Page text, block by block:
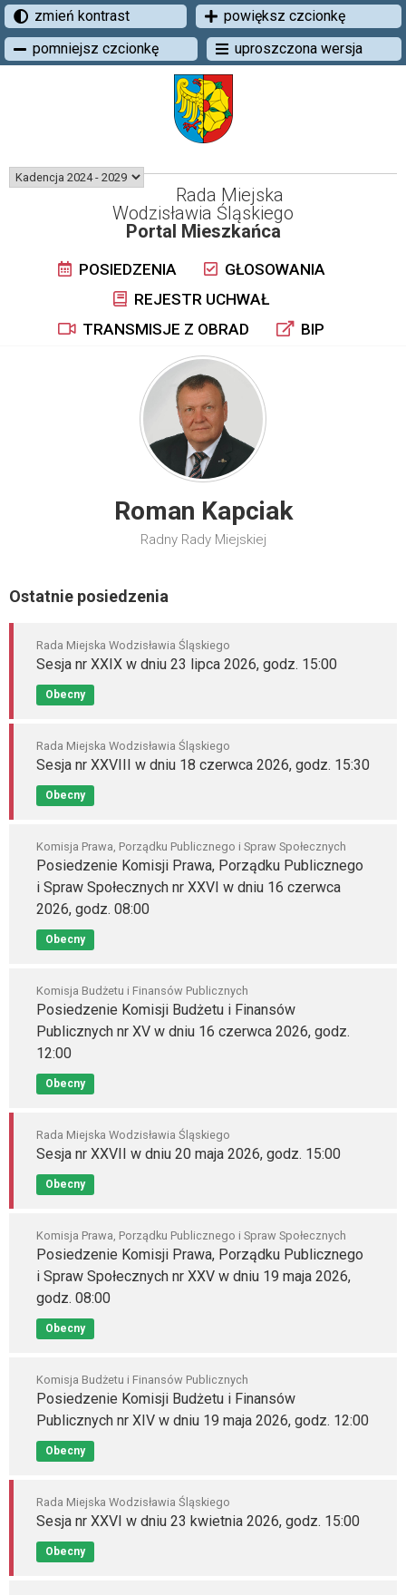
zmień kontrast
powiększ czcionkę
pomniejsz czcionkę
uproszczona wersja
Rada Miejska
Wodzisławia Śląskiego
Portal Mieszkańca
POSIEDZENIA
GŁOSOWANIA
REJESTR UCHWAŁ
TRANSMISJE Z OBRAD
BIP
Roman Kapciak
Radny Rady Miejskiej
Ostatnie posiedzenia
Rada Miejska Wodzisławia Śląskiego
Sesja nr XXIX w dniu 23 lipca 2026, godz. 15:00
Obecny
Rada Miejska Wodzisławia Śląskiego
Sesja nr XXVIII w dniu 18 czerwca 2026, godz. 15:30
Obecny
Komisja Prawa, Porządku Publicznego i Spraw Społecznych
Posiedzenie Komisji Prawa, Porządku Publicznego
i Spraw Społecznych nr XXVI w dniu 16 czerwca
2026, godz. 08:00
Obecny
Komisja Budżetu i Finansów Publicznych
Posiedzenie Komisji Budżetu i Finansów
Publicznych nr XV w dniu 16 czerwca 2026, godz.
12:00
Obecny
Rada Miejska Wodzisławia Śląskiego
Sesja nr XXVII w dniu 20 maja 2026, godz. 15:00
Obecny
Komisja Prawa, Porządku Publicznego i Spraw Społecznych
Posiedzenie Komisji Prawa, Porządku Publicznego
i Spraw Społecznych nr XXV w dniu 19 maja 2026,
godz. 08:00
Obecny
Komisja Budżetu i Finansów Publicznych
Posiedzenie Komisji Budżetu i Finansów
Publicznych nr XIV w dniu 19 maja 2026, godz. 12:00
Obecny
Rada Miejska Wodzisławia Śląskiego
Sesja nr XXVI w dniu 23 kwietnia 2026, godz. 15:00
Obecny